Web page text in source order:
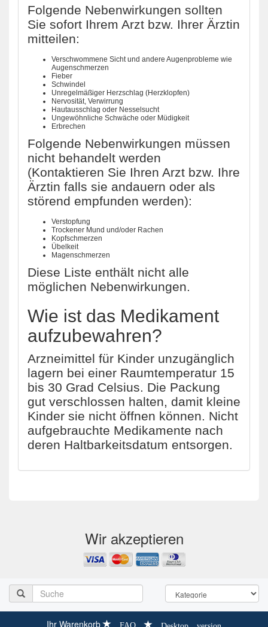
Folgende Nebenwirkungen sollten
Sie sofort Ihrem Arzt bzw. Ihrer Ärztin
mitteilen:
Verschwommene Sicht und andere Augenprobleme wie
Augenschmerzen
Fieber
Schwindel
Unregelmäßiger Herzschlag (Herzklopfen)
Nervosität, Verwirrung
Hautausschlag oder Nesselsucht
Ungewöhnliche Schwäche oder Müdigkeit
Erbrechen
Folgende Nebenwirkungen müssen
nicht behandelt werden
(Kontaktieren Sie Ihren Arzt bzw. Ihre
Ärztin falls sie andauern oder als
störend empfunden werden):
Verstopfung
Trockener Mund und/oder Rachen
Kopfschmerzen
Übelkeit
Magenschmerzen
Diese Liste enthält nicht alle
möglichen Nebenwirkungen.
Wie ist das Medikament
aufzubewahren?
Arzneimittel für Kinder unzugänglich
lagern bei einer Raumtemperatur 15
bis 30 Grad Celsius. Die Packung
gut verschlossen halten, damit kleine
Kinder sie nicht öffnen können. Nicht
aufgebrauchte Medikamente nach
deren Haltbarkeitsdatum entsorgen.
Wir akzeptieren
Ihr Warenkorb FAQ Desktop version